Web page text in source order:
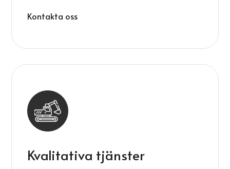
Kontakta oss
Kvalitativa tjänster